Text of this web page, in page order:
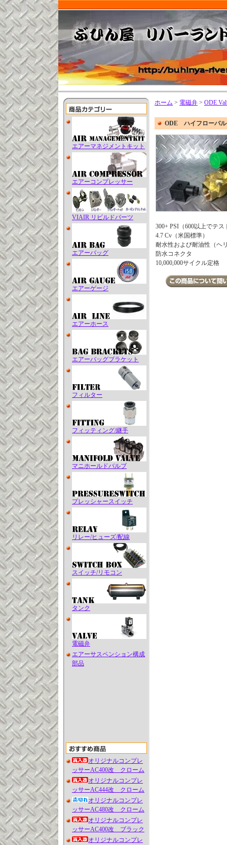
エアーマネジメントキット
エアーコンプレッサー
VIAIR リビルドパーツ
エアーバッグ
エアーゲージ
エアーホース
エアーバッグブラケット
フィルター
フィッティング/継手
マニホールドバルブ
プレッシャースイッチ
リレー/ヒューズ/配線
スイッチ/リモコン
タンク
電磁弁
エアーサスペンション構成
部品
オリジナルコンプレ
ッサーAC400改 クローム
オリジナルコンプレ
ッサーAC444改 クローム
オリジナルコンプレ
ッサーAC480改 クローム
オリジナルコンプレ
ッサーAC400改 ブラック
オリジナルコンプレ
ホーム > 電磁弁 > ODE
ODE ハイフローバ
300+ PSI（600以上でテス
4.7 Cv（米国標準）
耐水性および耐油性（ヘ
防水コネクタ
10,000,000サイクル定格